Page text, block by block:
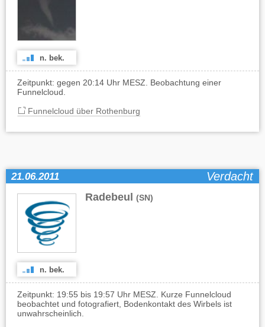
n. bek.
Zeitpunkt: gegen 20:14 Uhr MESZ. Beobachtung einer
Funnelcloud.
Funnelcloud über Rothenburg
21.06.2011 Verdacht
Radebeul (SN)
n. bek.
Zeitpunkt: 19:55 bis 19:57 Uhr MESZ. Kurze Funnelcloud
beobachtet und fotografiert, Bodenkontakt des Wirbels ist
unwahrscheinlich.